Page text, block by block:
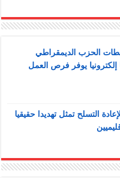
الحزب الديمقراطي
إلكترونيا يوفر فرص العمل
التسلح تمثل تهديدا حقيقيا